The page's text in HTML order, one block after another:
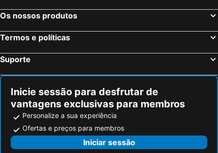
Os nossos produtos
Termos e políticas
Suporte
Inicie sessão para desfrutar de
vantagens exclusivas para membros
Personalize a sua experiência
Ofertas e preços para membros
Iniciar sessão